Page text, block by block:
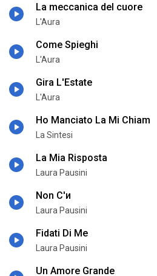
La meccanica del cuore
L'Aura
Come Spieghi
L'Aura
Gira L'Estate
L'Aura
Ho Manciato La Mi Chiam
La Sintesi
La Mia Risposta
Laura Pausini
Non C'и
Laura Pausini
Fidati Di Me
Laura Pausini
Un Amore Grande